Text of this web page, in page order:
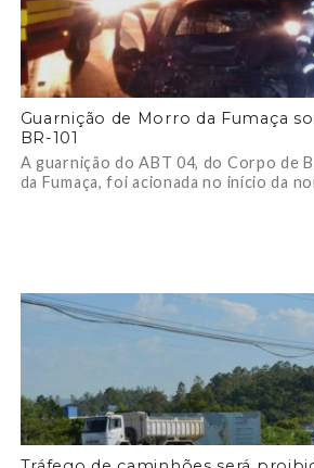
Guarnição de Morro da Fumaça
BR-101
A guarnição do ABT 04, do Corpo de
da Fumaça, foi acionada no início da